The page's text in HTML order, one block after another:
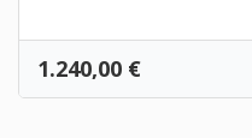
Τιμή
1.240,00 €